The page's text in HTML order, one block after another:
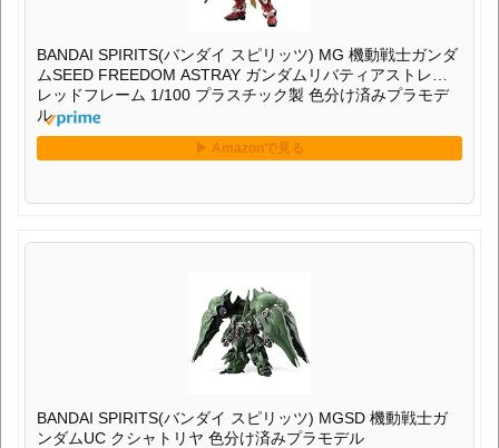
BANDAI SPIRITS(バンダイ スピリッツ) MG 機動戦士ガンダ
ムSEED FREEDOM ASTRAY ガンダムリバティアストレイ
レッドフレーム 1/100 プラスチック製 色分け済みプラモデ
ル
BANDAI SPIRITS(バンダイ スピリッツ) MGSD 機動戦士ガ
ンダムUC クシャトリヤ 色分け済みプラモデル